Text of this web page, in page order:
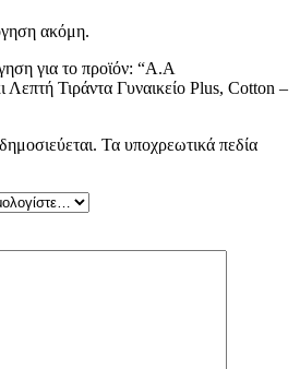
ακόμη.
για το προϊόν: “Α.A
Τιράντα Γυναικείο Plus, Cotton –
Τα υποχρεωτικά πεδία